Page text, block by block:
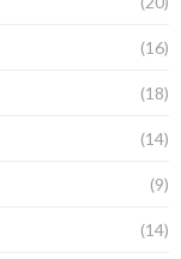
(16)
(18)
(14)
(9)
(14)